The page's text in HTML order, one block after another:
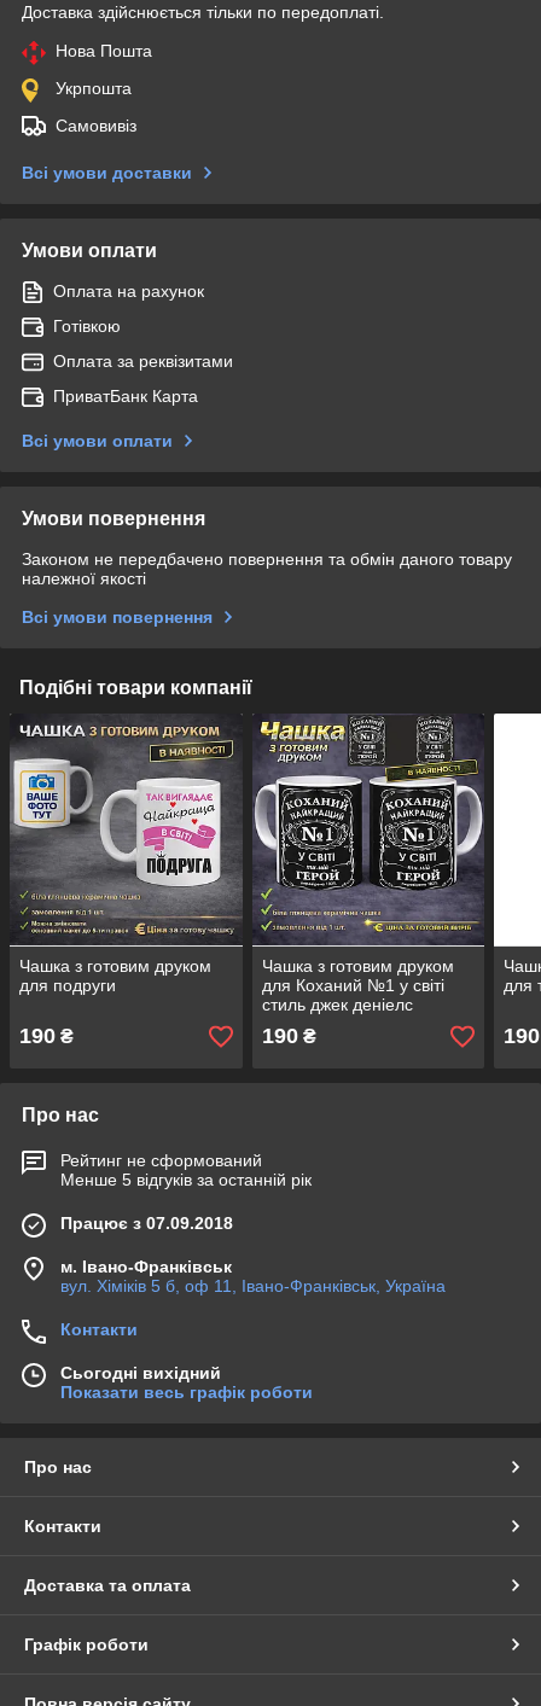
Доставка здійснюється тільки по передоплаті.
Нова Пошта
Укрпошта
Самовивіз
Всі умови доставки
Умови оплати
Оплата на рахунок
Готівкою
Оплата за реквізитами
ПриватБанк Карта
Всі умови оплати
Умови повернення
Законом не передбачено повернення та обмін даного товару
належної якості
Всі умови повернення
Подібні товари компанії
Чашка з готовим друком
для подруги
190 ₴
Чашка з готовим друком
для Коханий №1 у світі
стиль джек деніелс
190₴
для
190
Про нас
Рейтинг не сформований
Менше 5 відгуків за останній рік
Працює з 07.09.2018
м. Івано-Франківськ
вул. Хіміків 5 б, оф 11, Івано-Франківськ, Україна
Контакти
Сьогодні вихідний
Показати весь графік роботи
Про нас
Контакти
Доставка та оплата
Графік роботи